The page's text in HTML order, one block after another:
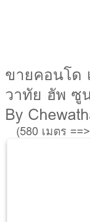
ขายคอนโด
วาทัย ฮัพ ซู
By
(580 เมตร ==>